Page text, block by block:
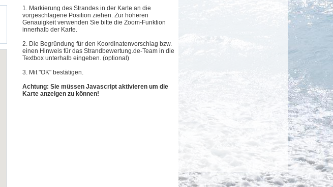
1. Markierung des Strandes in der Karte an die
vorgeschlagene Position ziehen. Zur höheren
Genauigkeit verwenden Sie bitte die Zoom-Funktion
innerhalb der Karte.
2. Die Begründung für den Koordinatenvorschlag bzw.
einen Hinweis für das Strandbewertung.de-Team in die
Textbox unterhalb eingeben. (optional)
3. Mit "OK" bestätigen.
Achtung: Sie müssen Javascript aktivieren um die
Karte anzeigen zu können!